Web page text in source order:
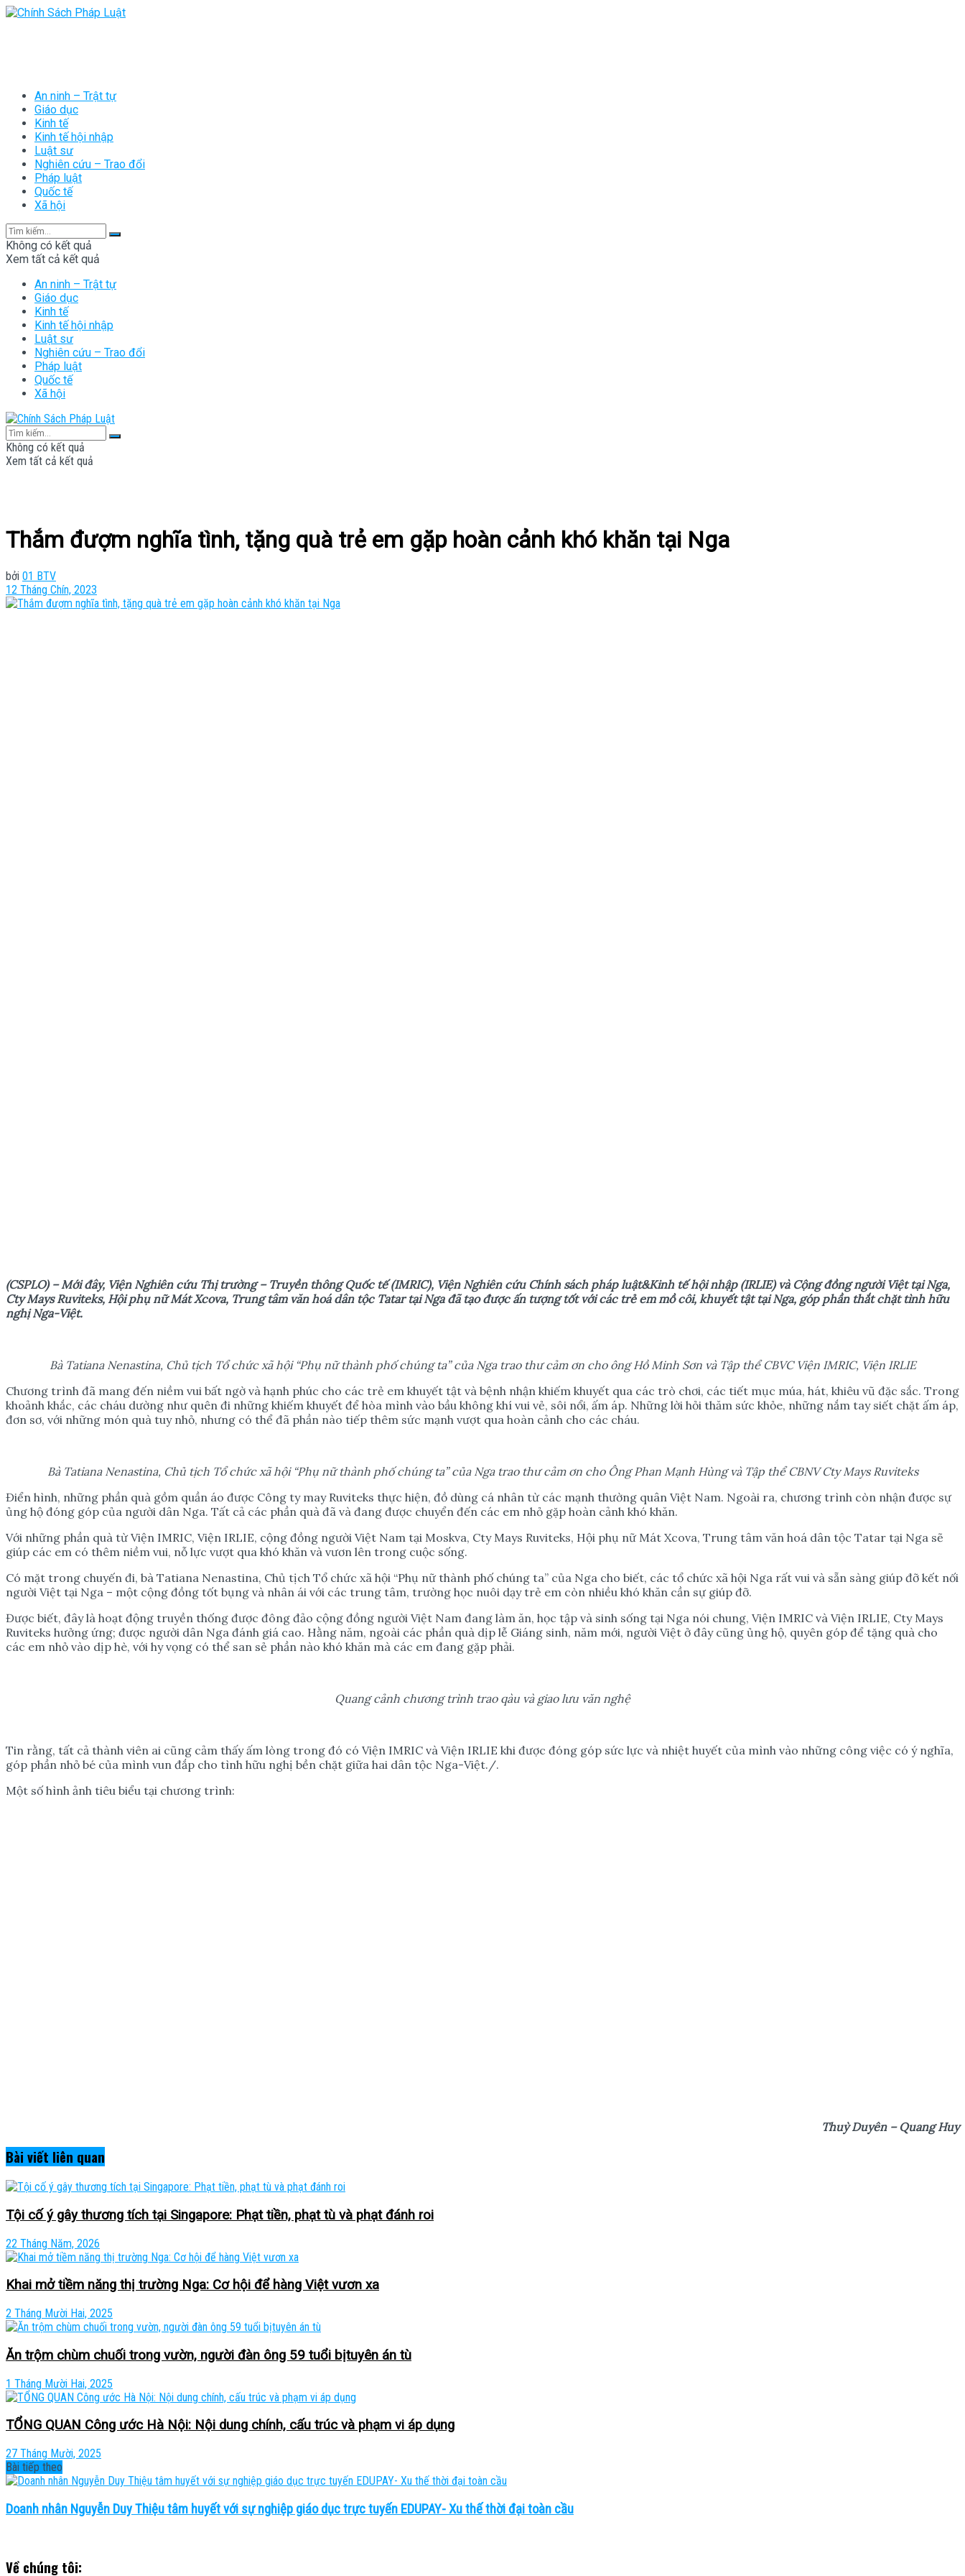
An ninh – Trật tự
Giáo dục
Kinh tế
Kinh tế hội nhập
Luật sư
Nghiên cứu – Trao đổi
Pháp luật
Quốc tế
Xã hội
Không có kết quả
Xem tất cả kết quả
An ninh – Trật tự
Giáo dục
Kinh tế
Kinh tế hội nhập
Luật sư
Nghiên cứu – Trao đổi
Pháp luật
Quốc tế
Xã hội
Không có kết quả
Xem tất cả kết quả
Thắm đượm nghĩa tình, tặng quà trẻ em gặp hoàn cảnh khó khăn tại Nga
bởi 01 BTV
12 Tháng Chín, 2023
(CSPLO) – Mớiđây, Viện Nghiên cứu Thị trường – Truyền thông Quốc tế (IMRIC), Viện Nghiên cứu Chính sách pháp luật&Kinh tế hội nhập (IRLIE) và Cộng đồng người Việt tại Nga,
Cty Mays Ruviteks, Hội phụ nữ Mát Xcova, Trung tâm văn hoá dân tộc Tatar tại Nga đã tạo được ấn tượng tốt với các trẻ em mồ côi, khuyết tật tại Nga, góp phần thắt chặt tình hữu
nghị Nga-Việt.
Bà Tatiana Nenastina, Chủ tịch Tổ chức xã hội “Phụ nữ thành phố chúng ta” của Ngatrao thư cảm ơn cho ông Hồ Minh Sơn và Tập thể CBVC Viện IMRIC, Viện IRLIE
Chương trình đã mang đến niềm vui bất ngờ và hạnh phúc cho các trẻ em khuyết tật và bệnh nhận khiếm khuyết qua các trò chơi, các tiết mục múa, hát, khiêu vũ đặc sắc. Trong
khoảnh khắc, các cháu dường như quên đi những khiếm khuyết để hòa mình vào bầu không khí vui vẻ, sôi nổi, ấm áp. Những lời hỏi thăm sức khỏe, những nắm tay siết chặt ấm áp,
đơn sơ, với những món quà tuy nhỏ, nhưng có thể đã phần nào tiếp thêm sức mạnh vượt qua hoàn cảnh cho các cháu.
Bà Tatiana Nenastina, Chủ tịch Tổ chức xã hội “Phụ nữ thành phố chúng ta” của Ngatrao thư cảm ơn cho Ông Phan Mạnh Hùng và Tập thể CBNV Cty Mays Ruviteks
Điển hình, những phần quà gồm quần áo được Công ty may Ruviteks thực hiện, đồ dùng cá nhân từ các mạnh thường quân Việt Nam. Ngoài ra, chương trình còn nhận được sự
ủng hộ đóng góp của người dân Nga. Tất cả các phần quà đã và đang được chuyển đến các em nhỏ gặp hoàn cảnh khó khăn.
Với những phần quà từ Viện IMRIC, Viện IRLIE, cộng đồng người Việt Nam tại Moskva, Cty Mays Ruviteks, Hội phụ nữ Mát Xcova, Trung tâm văn hoá dân tộc Tatar tại Nga sẽ
giúp các em có thêm niềm vui, nỗ lực vượt qua khó khăn và vươn lên trong cuộc sống.
Có mặt trong chuyến đi, bà Tatiana Nenastina, Chủ tịch Tổ chức xã hội “Phụ nữ thành phố chúng ta” của Nga cho biết, các tổ chức xã hội Nga rất vui và sẵn sàng giúp đỡ kết nối
người Việt tại Nga – một cộng đồng tốt bụng và nhân ái với các trung tâm, trường học nuôi dạy trẻ em còn nhiều khó khăn cần sự giúp đỡ.
Được biết, đây là hoạt động truyền thống được đông đảo cộng đồng người Việt Nam đang làm ăn, học tập và sinh sống tại Nga nói chung, Viện IMRIC và Viện IRLIE, Cty Mays
Ruviteks hưởng ứng; được người dân Nga đánh giá cao. Hằng năm, ngoài các phần quà dịp lễ Giáng sinh, năm mới, người Việt ở đây cũng ủng hộ, quyên góp để tặng quà cho
các em nhỏ vào dịp hè, với hy vọng có thể san sẻ phần nào khó khăn mà các em đang gặp phải.
Quang cảnh chương trình trao qàu và giao lưu văn nghệ
Tin rằng, tất cả thành viên ai cũng cảm thấy ấm lòng trong đó có Viện IMRIC và Viện IRLIE khi được đóng góp sức lực và nhiệt huyết của mình vào những công việc có ý nghĩa,
góp phần nhỏ bé của mình vun đắp cho tình hữu nghị bền chặt giữa hai dân tộc Nga-Việt./.
Một số hình ảnh tiêu biểu tại chương trình:
Thuỳ Duyên – Quang Huy
Bài viết liên quan
Tội cố ý gây thương tích tại Singapore: Phạt tiền, phạt tù và phạt đánh roi
22 Tháng Năm, 2026
Khai mở tiềm năng thị trường Nga: Cơ hội để hàng Việt vươn xa
2 Tháng Mười Hai, 2025
Ăn trộm chùm chuối trong vườn, người đàn ông 59 tuổi bịtuyên án tù
1 Tháng Mười Hai, 2025
TỔNG QUAN Công ước Hà Nội: Nội dung chính, cấu trúc và phạm vi áp dụng
27 Tháng Mười, 2025
Bài tiếp theo
Doanh nhân Nguyễn Duy Thiệu tâm huyết với sự nghiệp giáo dục trực tuyến EDUPAY- Xu thế thời đại toàn cầu
Về chúng tôi: